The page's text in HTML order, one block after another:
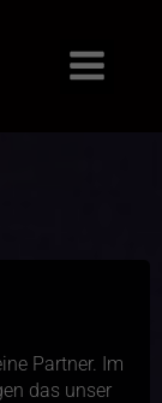
Partner. Im
das unser